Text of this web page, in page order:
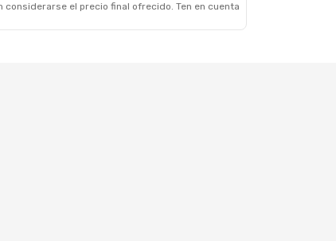
el precio final ofrecido. Ten en cuenta